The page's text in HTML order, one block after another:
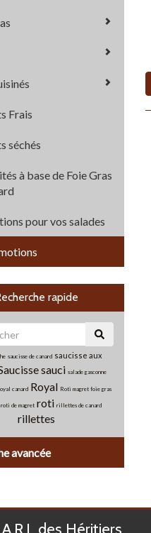
Frais
séchés
à base de Foie Gras
pour vos salades
rapide
saucisse de canard saucisse aux
sauci salade gasconne
canard Royal Roti magret foie gras
roti de magret roti rillettes de canard
rillettes
avancée
des Héritiers